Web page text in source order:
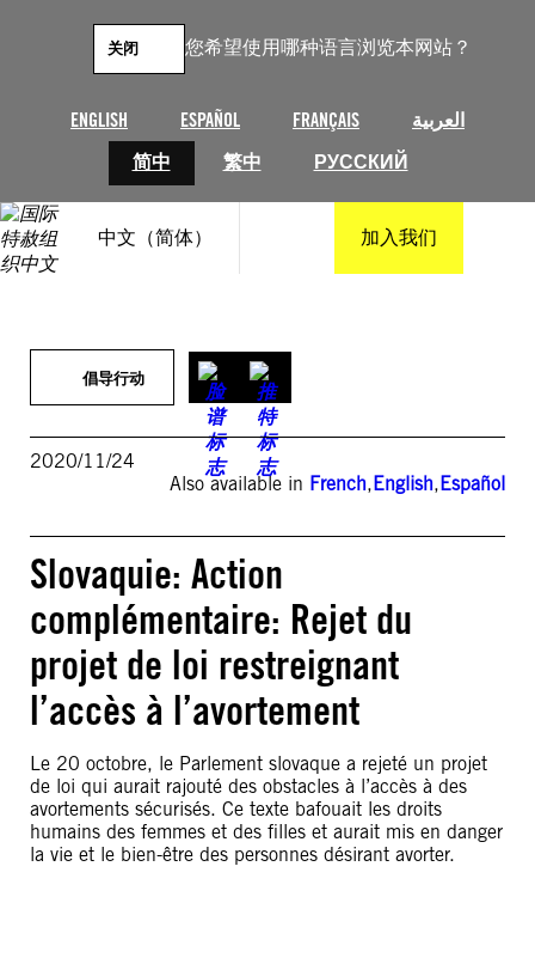
您希望使用哪种语言浏览本网站？
ENGLISH ESPAÑOL FRANÇAIS
العربية
简中
繁中 РУССКИЙ
关闭
中文（简体） 加入我们
倡导行动
2020/11/24
Also available in French,English,Español
Slovaquie: Action
complémentaire: Rejet du
projet de loi restreignant
l’accès à l’avortement
Le 20 octobre, le Parlement slovaque a rejeté un projet
de loi qui aurait rajouté des obstacles à l’accès à des
avortements sécurisés. Ce texte bafouait les droits
humains des femmes et des filles et aurait mis en danger
la vie et le bien-être des personnes désirant avorter.